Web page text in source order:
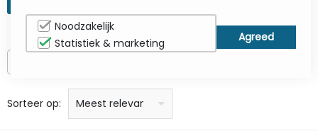
Sorteer op: prijs: laag naar hoog
prijs: Hoog naar laag
Alfabetisch: A - Z
Alfabetisch: Z - A
Fabricant
Meest relevant
Noodzakelijk
Statistiek & marketing